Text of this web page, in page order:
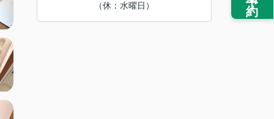
（休：水曜日）